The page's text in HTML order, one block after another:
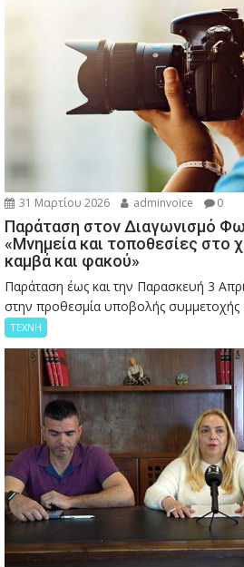
31 Μαρτίου 2026 adminvoice 0
Παράταση στον Διαγωνισμό
«Μνημεία και τοποθεσίες στο
καμβά και φακού»
Παράταση έως και την Παρασκευή 3
στην προθεσμία υποβολής συμμετοχής
ΤΕΧΝΗ